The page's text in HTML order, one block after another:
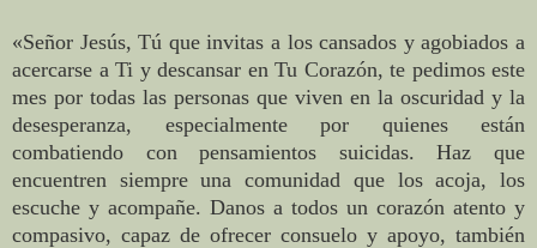
«Señor Jesús, Tú que invitas a los cansados y agobiados a
acercarse a Ti y descansar en Tu Corazón, te pedimos este
mes por todas las personas que viven en la oscuridad y la
desesperanza, especialmente por quienes están
combatiendo con pensamientos suicidas. Haz que
encuentren siempre una comunidad que los acoja, los
escuche y acompañe. Danos a todos un corazón atento y
compasivo, capaz de ofrecer consuelo y apoyo, también